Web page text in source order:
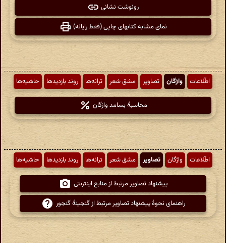
رونوشت نشانی
نمای مشابه کتابهای چاپی (فقط رایانه)
اطّلاعات واژگان تصاویر مشق شعر ترانه‌ها روند بازدیدها حاشیه‌ها
محاسبهٔ بسامد واژگان
اطّلاعات واژگان تصاویر مشق شعر ترانه‌ها روند بازدیدها حاشیه‌ها
پیشنهاد تصاویر مرتبط از منابع اینترنتی
راهنمای نحوهٔ پیشنهاد تصاویر مرتبط از گنجینهٔ گنجور